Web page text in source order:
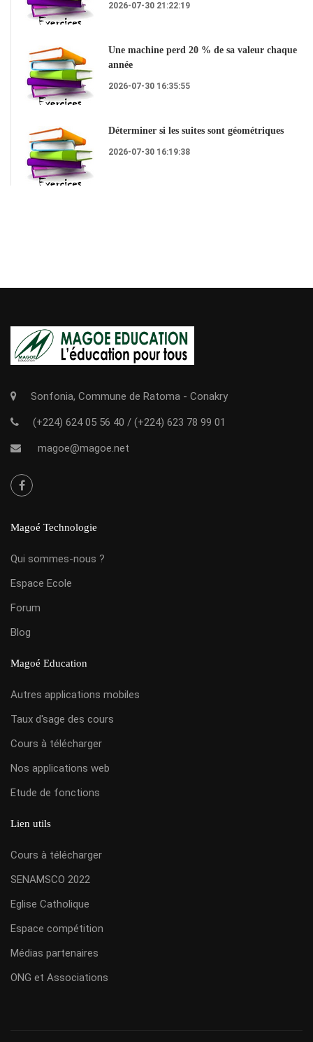
2026-07-30 21:22:19
Une machine perd 20 % de sa valeur chaque
année
2026-07-30 16:35:55
Déterminer si les suites sont géométriques
2026-07-30 16:19:38
Sonfonia, Commune de Ratoma - Conakry
(+224) 624 05 56 40 / (+224) 623 78 99 01
magoe@magoe.net
Magoé Technologie
Qui sommes-nous ?
Espace Ecole
Forum
Blog
Magoé Education
Autres applications mobiles
Taux d'sage des cours
Cours à télécharger
Nos applications web
Etude de fonctions
Lien utils
Cours à télécharger
SENAMSCO 2022
Eglise Catholique
Espace compétition
Médias partenaires
ONG et Associations